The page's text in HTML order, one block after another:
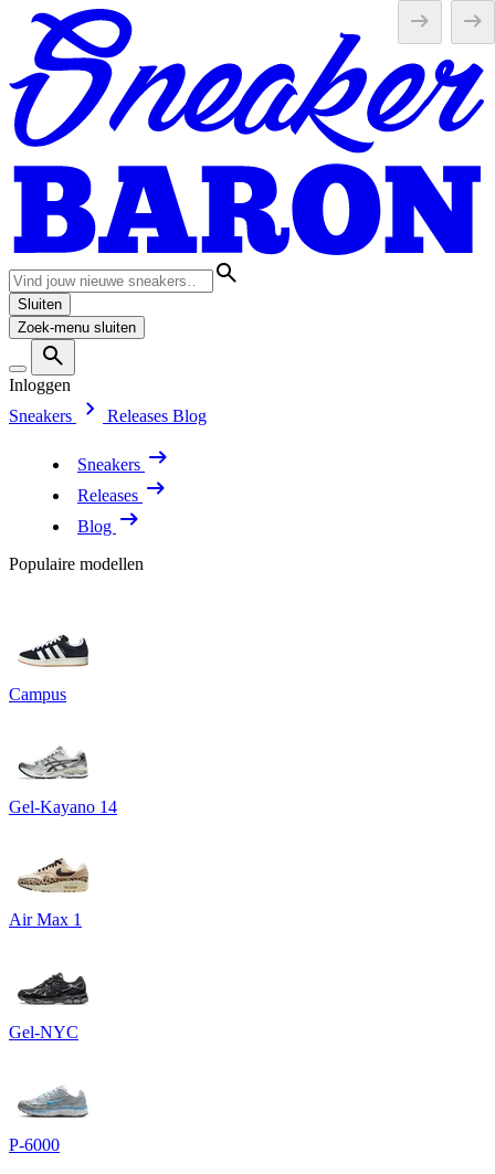
Sluiten
Zoek-menu sluiten
Inloggen
Sneakers
Releases Blog
Sneakers
Releases
Blog
Populaire modellen
Campus
Gel-Kayano 14
Air Max 1
Gel-NYC
P-6000